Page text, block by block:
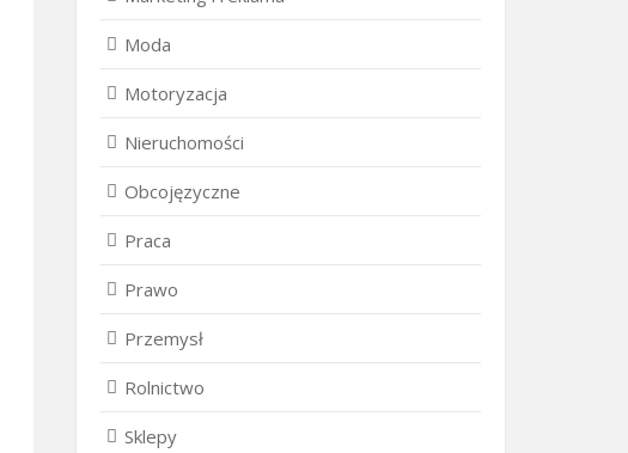
Moda
Motoryzacja
Nieruchomości
Obcojęzyczne
Praca
Prawo
Przemysł
Rolnictwo
Sklepy